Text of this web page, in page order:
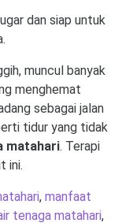
dan siap untuk
muncul banyak
menghemat
sebagai jalan
tidur yang tidak
matahari. Terapi
ini.
, manfaat
tenaga matahari,